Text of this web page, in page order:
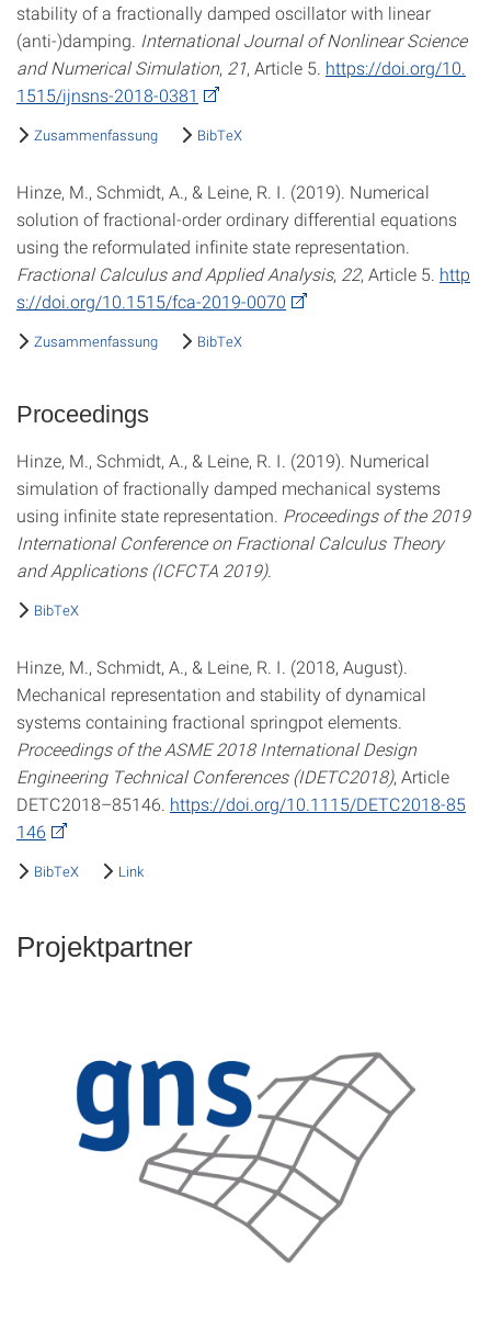
stability of a fractionally damped oscillator with linear
(anti-)damping. International Journal of Nonlinear Science
and Numerical Simulation, 21, Article 5. https://doi.org/10.
1515/ijnsns-2018-0381
Zusammenfassung BibTeX
Hinze, M., Schmidt, A., & Leine, R. I. (2019). Numerical
solution of fractional-order ordinary differential equations
using the reformulated infinite state representation.
Fractional Calculus and Applied Analysis, 22, Article 5. http
s://doi.org/10.1515/fca-2019-0070
Zusammenfassung BibTeX
Proceedings
Hinze, M., Schmidt, A., & Leine, R. I. (2019). Numerical
simulation of fractionally damped mechanical systems
using infinite state representation. Proceedings of the 2019
International Conference on Fractional Calculus Theory
and Applications (ICFCTA 2019).
BibTeX
Hinze, M., Schmidt, A., & Leine, R. I. (2018, August).
Mechanical representation and stability of dynamical
systems containing fractional springpot elements.
Proceedings of the ASME 2018 International Design
Engineering Technical Conferences (IDETC2018), Article
DETC2018–85146. https://doi.org/10.1115/DETC2018-85
146
BibTeX Link
Projektpartner